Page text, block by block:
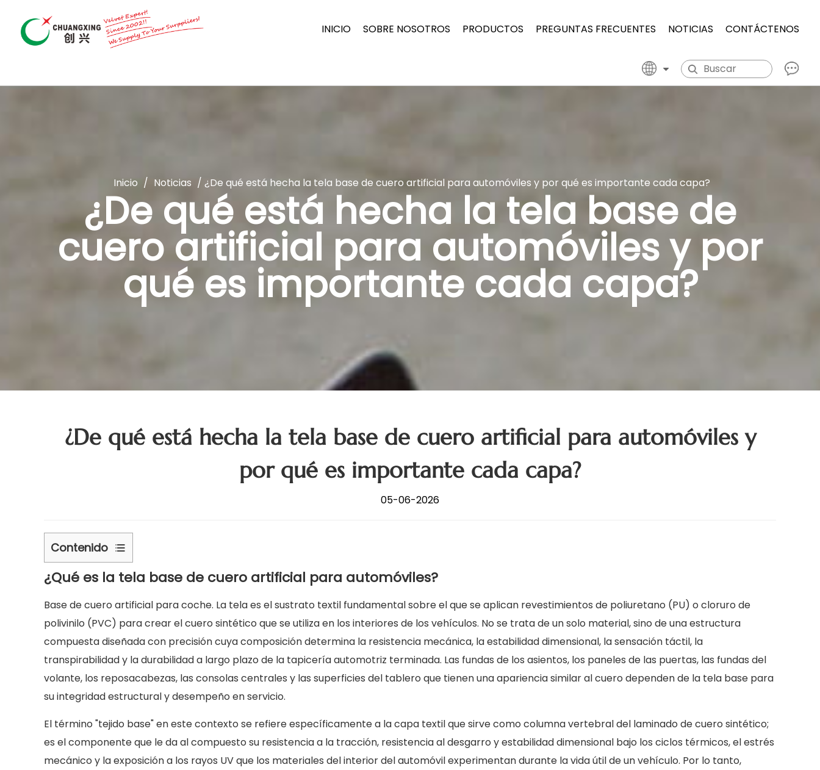
INICIO SOBRE NOSOTROS PRODUCTOS PREGUNTAS FRECUENTES NOTICIAS CONTÁCTENOS
Inicio / Noticias / ¿De qué está hecha la tela base de cuero artificial para automóviles y por qué es importante cada capa?
¿De qué está hecha la tela base de
cuero artificial para automóviles y por
qué es importante cada capa?
¿De qué está hecha la tela base de cuero artificial para automóviles y
por qué es importante cada capa?
05-06-2026
Contenido
1
¿Qué
la
tela
base
de
cuero
artificial
automóviles?
2
La
¿Qué es la tela base de cuero artificial para automóviles?
Base de cuero artificial para coche. La tela es el sustrato textil fundamental sobre el que se aplican revestimientos de poliuretano (PU) o cloruro de
polivinilo (PVC) para crear el cuero sintético que se utiliza en los interiores de los vehículos. No se trata de un solo material, sino de una estructura
compuesta diseñada con precisión cuya composición determina la resistencia mecánica, la estabilidad dimensional, la sensación táctil, la
transpirabilidad y la durabilidad a largo plazo de la tapicería automotriz terminada. Las fundas de los asientos, los paneles de las puertas, las fundas del
volante, los reposacabezas, las consolas centrales y las superficies del tablero que tienen una apariencia similar al cuero dependen de la tela base para
su integridad estructural y desempeño en servicio.
El término "tejido base" en este contexto se refiere específicamente a la capa textil que sirve como columna vertebral del laminado de cuero sintético;
es el componente que le da al compuesto su resistencia a la tracción, resistencia al desgarro y estabilidad dimensional bajo los ciclos térmicos, el estrés
mecánico y la exposición a los rayos UV que los materiales del interior del automóvil experimentan durante la vida útil de un vehículo. Por lo tanto,